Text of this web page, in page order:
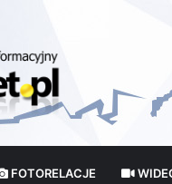
FOTORELACJE